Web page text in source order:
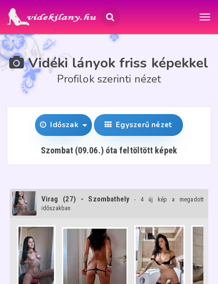
Vidéki lányok friss képekkel
Profilok szerinti nézet
Időszak Egyszerű nézet
Szombat (09.06.) óta feltöltött képek
Virag (27) - Szombathely
- 4 új kép a megadott
időszakban